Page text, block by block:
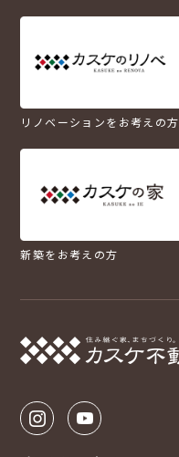
リノベーションをお考えの方
新築をお考えの方